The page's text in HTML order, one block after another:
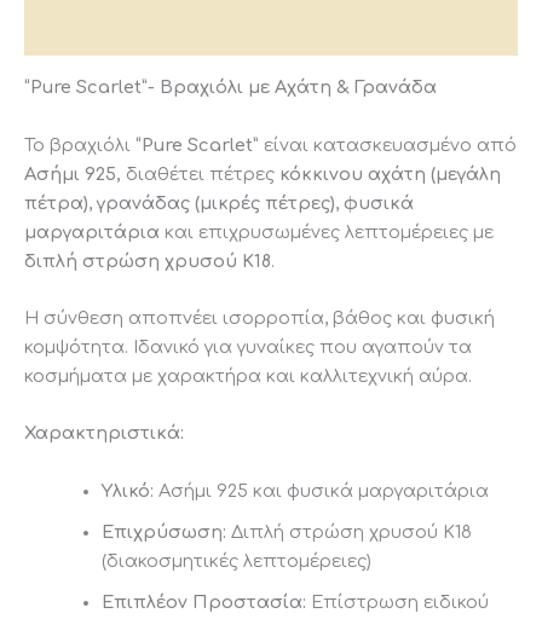
“Pure Scarlet”- Βραχιόλι με Αχάτη & Γρανάδα
Το βραχιόλι “Pure Scarlet” είναι κατασκευασμένο από
Ασήμι 925, διαθέτει πέτρες κόκκινου αχάτη (μεγάλη
πέτρα), γρανάδας (μικρές πέτρες), φυσικά
μαργαριτάρια και επιχρυσωμένες λεπτομέρειες με
διπλή στρώση χρυσού Κ18.
H σύνθεση αποπνέει ισορροπία, βάθος και φυσική
κομψότητα. Ιδανικό για γυναίκες που αγαπούν τα
κοσμήματα με χαρακτήρα και καλλιτεχνική αύρα.
Χαρακτηριστικά:
Υλικό: Ασήμι 925 και φυσικά μαργαριτάρια
Επιχρύσωση: Διπλή στρώση χρυσού Κ18
(διακοσμητικές λεπτομέρειες)
Επιπλέον Προστασία: Επίστρωση ειδικού